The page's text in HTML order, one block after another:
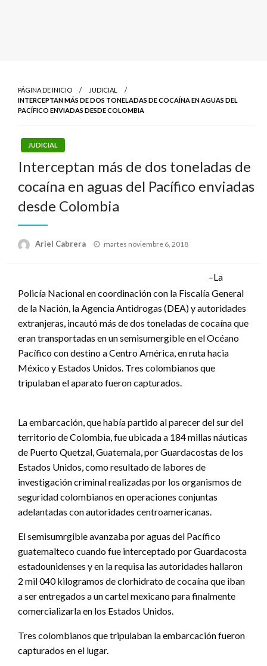
PÁGINA DE INICIO
JUDICIAL
INTERCEPTAN MÁS DE DOS TONELADAS DE COCAÍNA EN AGUAS DEL
PACÍFICO ENVIADAS DESDE COLOMBIA
JUDICIAL
Interceptan más de dos toneladas de
cocaína en aguas del Pacífico enviadas
desde Colombia
Ariel Cabrera
Publicado
martes noviembre 6, 2018
–La
Policía Nacional en coordinación con la Fiscalía General
de la Nación, la Agencia Antidrogas (DEA) y autoridades
extranjeras, incautó más de dos toneladas de cocaína que
eran transportadas en un semisumergible en el Océano
Pacífico con destino a Centro América, en ruta hacia
México y Estados Unidos. Tres colombianos que
tripulaban el aparato fueron capturados.
La embarcación, que había partido al parecer del sur del
territorio de Colombia, fue ubicada a 184 millas náuticas
de Puerto Quetzal, Guatemala, por Guardacostas de los
Estados Unidos, como resultado de labores de
investigación criminal realizadas por los organismos de
seguridad colombianos en operaciones conjuntas
adelantadas con autoridades centroamericanas.
El semisumrgible avanzaba por aguas del Pacífico
guatemalteco cuando fue interceptado por Guardacosta
estadounidenses y en la requisa las autoridades hallaron
2 mil 040 kilogramos de clorhidrato de cocaína que iban
a ser entregados a un cartel mexicano para finalmente
comercializarla en los Estados Unidos.
Tres colombianos que tripulaban la embarcación fueron
capturados en el lugar.